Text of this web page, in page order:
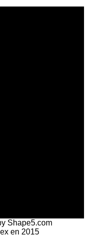
Shape5.com
en 2015